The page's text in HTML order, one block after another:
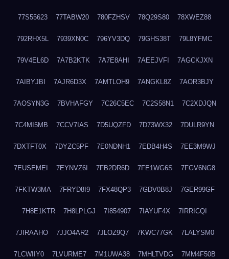
77S55623 77TABW20 780FZHSV 78Q29S80 78XWEZ88
792RHX5L 7939XN0C 796YV3DQ 79GHS38T 79L8YFMC
79V4EL6D 7A7B2KTK 7A7E8AHI 7AEEJVFI 7AGCKJXN
7AIBYJBI 7AJR6D3X 7AMTLOH9 7ANGKL8Z 7AOR3BJY
7AOSYN3G 7BVHAFGY 7C26C5EC 7C2S58N1 7C2XDJQN
7C4MI5MB 7CCV7IAS 7D5UQZFD 7D73WX32 7DULR9YN
7DXTFT0X 7DYZC5PF 7E0NDNH1 7EDB4H4S 7EE3M9WJ
7EUSEMEI 7EYNVZ6I 7FB2DR6D 7FE1WG6S 7FGV6NG8
7FKTW3MA 7FRYD8I9 7FX48QP3 7GDV0B8J 7GER99GF
7H8E1KTR 7H8LPLGJ 7I854907 7IAYUF4X 7IRRICQI
7JIRAAHO 7JJO4AR2 7JLOZ9Q7 7KWC77GK 7LALYSM0
7LCWIIY0 7LVURME7 7M1UWA38 7MHLTVDG 7MM4F50B